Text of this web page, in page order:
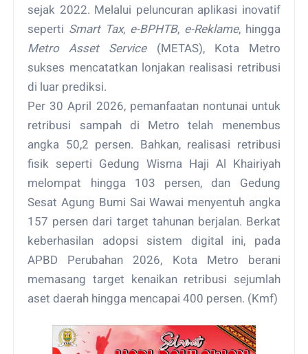
sejak 2022. Melalui peluncuran aplikasi inovatif
seperti Smart Tax, e-BPHTB, e-Reklame, hingga
Metro Asset Service(METAS), Kota Metro
sukses mencatatkan lonjakan realisasi retribusi
di luar prediksi.
Per 30 April 2026, pemanfaatan nontunai untuk
retribusi sampah di Metro telah menembus
angka 50,2 persen. Bahkan, realisasi retribusi
fisik seperti Gedung Wisma Haji Al Khairiyah
melompat hingga 103 persen, dan Gedung
Sesat Agung Bumi Sai Wawai menyentuh angka
157 persen dari target tahunan berjalan. Berkat
keberhasilan adopsi sistem digital ini, pada
APBD Perubahan 2026, Kota Metro berani
memasang target kenaikan retribusi sejumlah
aset daerah hingga mencapai 400 persen. (Kmf)